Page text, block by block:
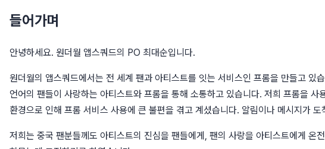
들어가며
안녕하세요. 원더월 앱스쿼드의 PO 최대순입니다.
원더월의 앱스쿼드에서는 전 세계 팬과 아티스트를 잇는 서비스인 프롬을 만들고
언어의 팬들이 사랑하는 아티스트와 프롬을 통해 소통하고 있습니다. 저희 프롬을
환경으로 인해 프롬 서비스 사용에 큰 불편을 겪고 계셨습니다. 알림이나 메시지가
저희는 중국 팬분들께도 아티스트의 진심을 팬들에게, 팬의 사랑을 아티스트에게